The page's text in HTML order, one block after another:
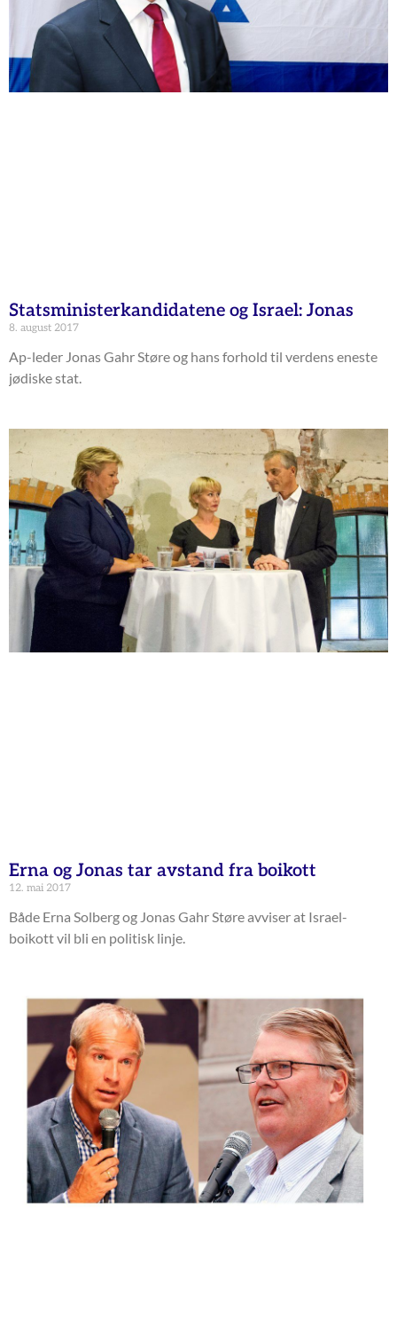
Statsministerkandidatene og Israel: Jonas
8. august 2017
Ap-leder Jonas Gahr Støre og hans forhold til verdens eneste
jødiske stat.
Erna og Jonas tar avstand fra boikott
12. mai 2017
Både Erna Solberg og Jonas Gahr Støre avviser at Israel-
boikott vil bli en politisk linje.